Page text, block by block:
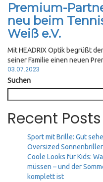
Premium-
neu beim
Weiß e.V.
Mit HEADRIX Optik begrüßt
seiner Familie einen neuen
Posted
on
03.07.2023
Suchen
Recent Posts
Sport mit Brille: Gut
Oversized
Coole Looks für Kids:
müssen – und der
komplett ist